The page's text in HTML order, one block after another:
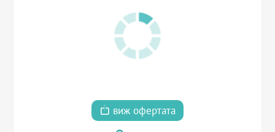
виж офертата